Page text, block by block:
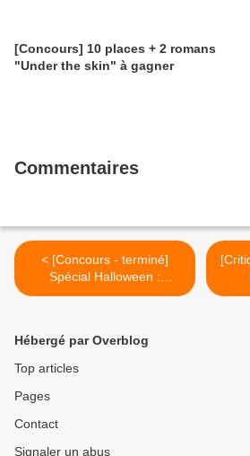
[Concours] 10 places + 2 romans
"Under the skin" à gagner
Commentaires
< [Concours - terminé]
Spécial Halloween :
Frankenweenie
Hébergé par Overblog
Top articles
Pages
Contact
Signaler un abus